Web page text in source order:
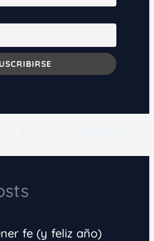
fe (y feliz año)